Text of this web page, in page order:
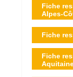
Fiche
Alpes-
Fiche
Fiche